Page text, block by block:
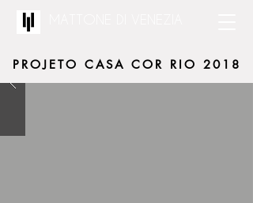
PROJETO CASA COR RIO 2018